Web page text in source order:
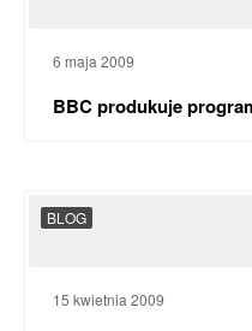
6 maja 2009
BBC produkuje
BLOG
15 kwietnia 2009